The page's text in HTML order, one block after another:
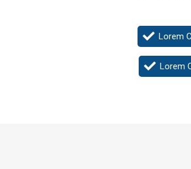
Lorem
Lorem